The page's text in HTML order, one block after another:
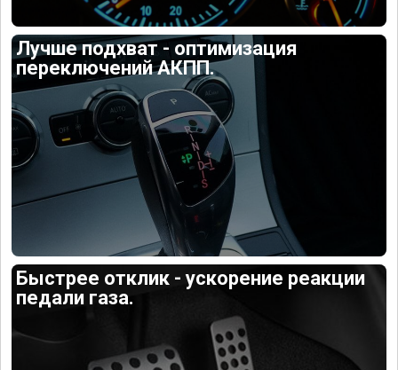
Лучше подхват - оптимизация
переключений АКПП.
Быстрее отклик - ускорение реакции
педали газа.